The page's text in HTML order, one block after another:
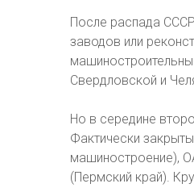
После распада
заводов или
Свердловской и
Но в середине
Фактически
машиностроение),
(Пермский край).